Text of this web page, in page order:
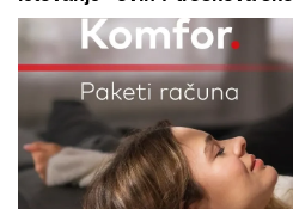
06. 08. 2026 06:38
Da li je genetika zaslužna za
naslednim faktorima i